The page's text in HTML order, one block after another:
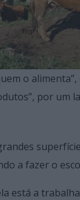
o
por um
a fazer o
está a